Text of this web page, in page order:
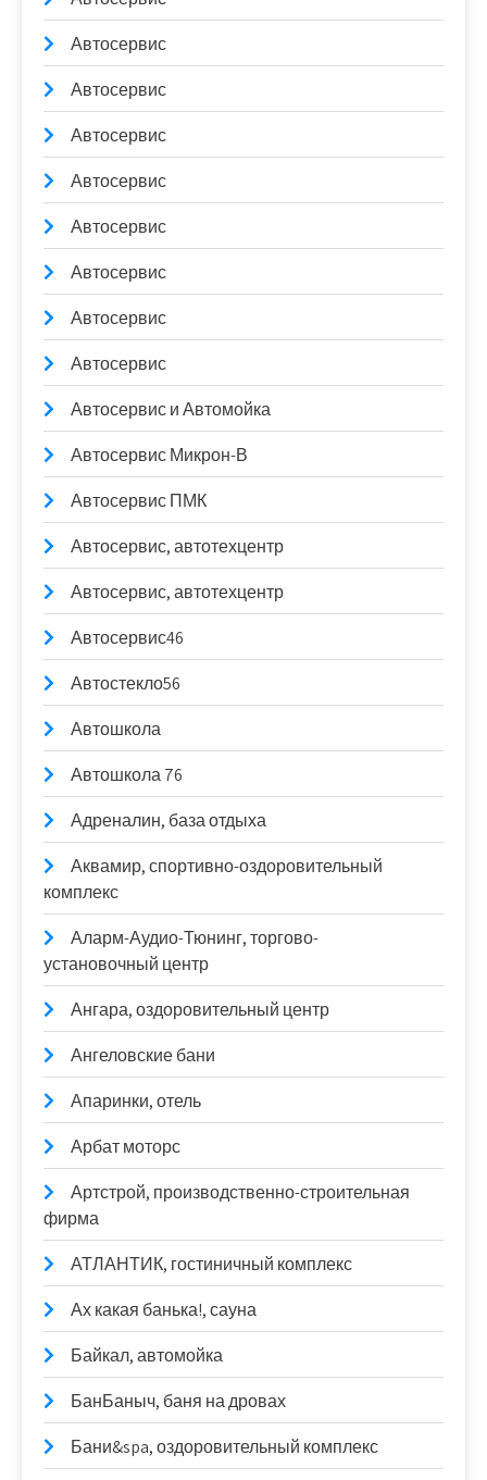
Автосервис
Автосервис
Автосервис
Автосервис
Автосервис
Автосервис
Автосервис
Автосервис
Автосервис и Автомойка
Автосервис Микрон-В
Автосервис ПМК
Автосервис, автотехцентр
Автосервис, автотехцентр
Автосервис46
Автостекло56
Автошкола
Автошкола 76
Адреналин, база отдыха
Аквамир, спортивно-оздоровительный
комплекс
Аларм-Аудио-Тюнинг, торгово-
установочный центр
Ангара, оздоровительный центр
Ангеловские бани
Апаринки, отель
Арбат моторс
Артстрой, производственно-строительная
фирма
АТЛАНТИК, гостиничный комплекс
Ах какая банька!, сауна
Байкал, автомойка
БанБаныч, баня на дровах
Бани&spa, оздоровительный комплекс